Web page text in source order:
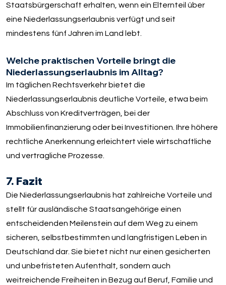
Staatsbürgerschaft erhalten, wenn ein Elternteil über
eine Niederlassungserlaubnis verfügt und seit
mindestens fünf Jahren im Land lebt.
Welche praktischen Vorteile bringt die
Niederlassungserlaubnis im Alltag?
Im täglichen Rechtsverkehr bietet die
Niederlassungserlaubnis deutliche Vorteile, etwa beim
Abschluss von Kreditverträgen, bei der
Immobilienfinanzierung oder bei Investitionen. Ihre höhere
rechtliche Anerkennung erleichtert viele wirtschaftliche
und vertragliche Prozesse.
7. Fazit
Die Niederlassungserlaubnis hat zahlreiche Vorteile und
stellt für ausländische Staatsangehörige einen
entscheidenden Meilenstein auf dem Weg zu einem
sicheren, selbstbestimmten und langfristigen Leben in
Deutschland dar. Sie bietet nicht nur einen gesicherten
und unbefristeten Aufenthalt, sondern auch
weitreichende Freiheiten in Bezug auf Beruf, Familie und